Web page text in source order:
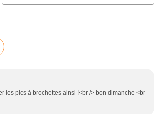
les pics à brochettes ainsi !<br /> bon dimanche <br